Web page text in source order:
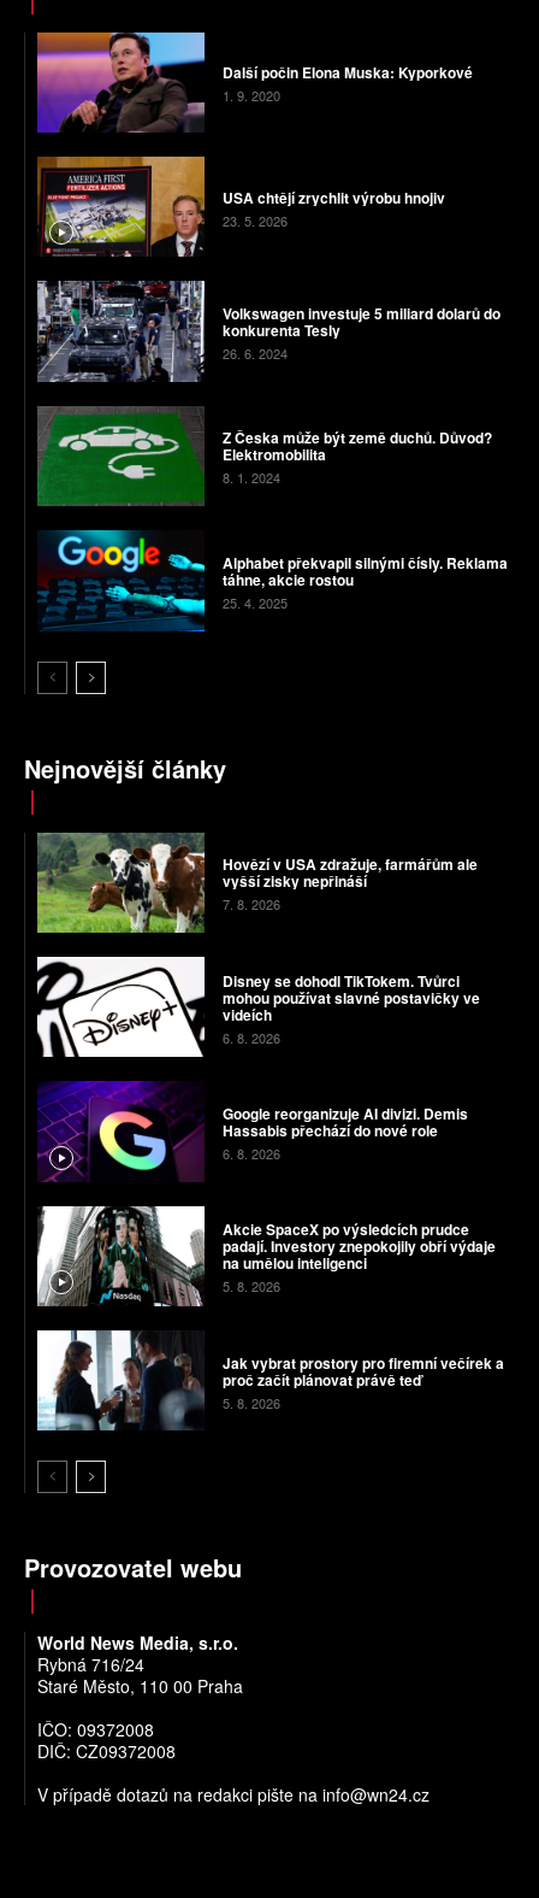
Další počin Elona Muska: Kyporkové
1. 9. 2020
USA chtějí zrychlit výrobu hnojiv
23. 5. 2026
Volkswagen investuje 5 miliard dolarů do
konkurenta Tesly
26. 6. 2024
Z Česka může být země duchů. Důvod?
Elektromobilita
8. 1. 2024
Alphabet překvapil silnými čísly. Reklama
táhne, akcie rostou
25. 4. 2025
Nejnovější články
Hovězí v USA zdražuje, farmářům ale
vyšší zisky nepřináší
7. 8. 2026
Disney se dohodl TikTokem. Tvůrci
mohou používat slavné postavičky ve
videích
6. 8. 2026
Google reorganizuje AI divizi. Demis
Hassabis přechází do nové role
6. 8. 2026
Akcie SpaceX po výsledcích prudce
padají. Investory znepokojily obří výdaje
na umělou inteligenci
5. 8. 2026
Jak vybrat prostory pro firemní večírek a
proč začít plánovat právě teď
5. 8. 2026
Provozovatel webu
World News Media, s.r.o.
Rybná 716/24
Staré Město, 110 00 Praha
IČO: 09372008
DIČ: CZ09372008
V případě dotazů na redakci pište na info@wn24.cz